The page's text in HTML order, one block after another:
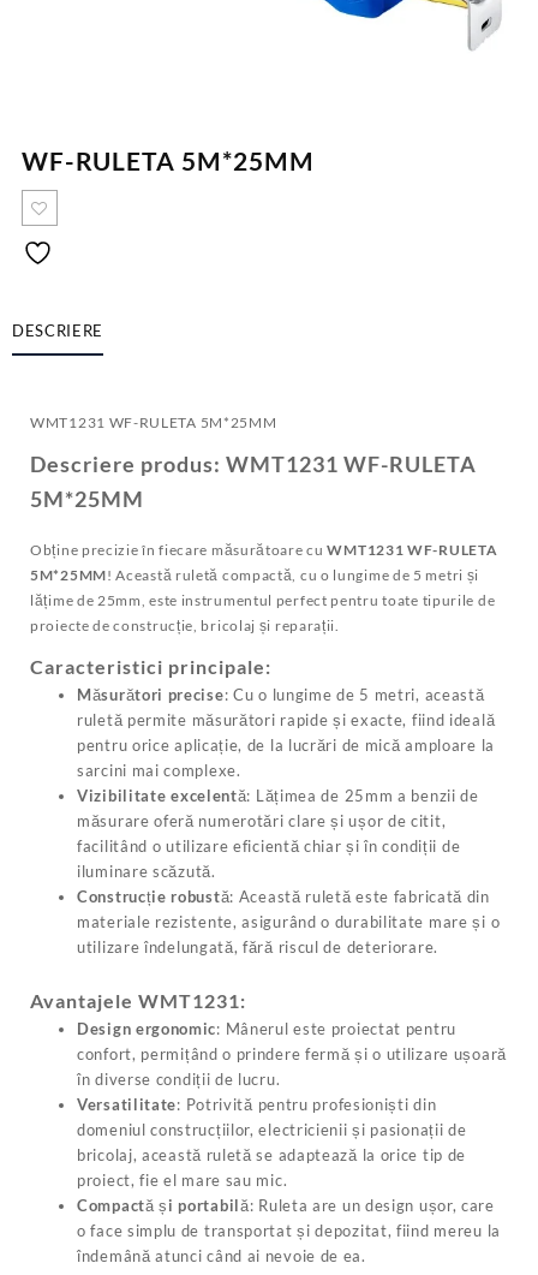
WF-RULETA 5M*25MM
DESCRIERE
WMT1231 WF-RULETA 5M*25MM
Descriere produs: WMT1231 WF-RULETA
5M*25MM
Obține precizie în fiecare măsurătoare cuWMT1231 WF-RULETA
5M*25MM! Această ruletă compactă, cu o lungime de 5 metri și
lățime de 25mm, este instrumentul perfect pentru toate tipurile de
proiecte de construcție, bricolaj și reparații.
Caracteristici principale:
Măsurători precise: Cu o lungime de 5 metri, această
ruletă permite măsurători rapide și exacte, fiind ideală
pentru orice aplicație, de la lucrări de mică amploare la
sarcini mai complexe.
Vizibilitate excelentă: Lățimea de 25mm a benzii de
măsurare oferă numerotări clare și ușor de citit,
facilitând o utilizare eficientă chiar și în condiții de
iluminare scăzută.
Construcție robustă: Această ruletă este fabricată din
materiale rezistente, asigurând o durabilitate mare și o
utilizare îndelungată, fără riscul de deteriorare.
Avantajele WMT1231:
Design ergonomic: Mânerul este proiectat pentru
confort, permițând o prindere fermă și o utilizare ușoară
în diverse condiții de lucru.
Versatilitate: Potrivită pentru profesioniști din
domeniul construcțiilor, electricienii și pasionații de
bricolaj, această ruletă se adaptează la orice tip de
proiect, fie el mare sau mic.
Compactă și portabilă: Ruleta are un design ușor, care
o face simplu de transportat și depozitat, fiind mereu la
îndemână atunci când ai nevoie de ea.